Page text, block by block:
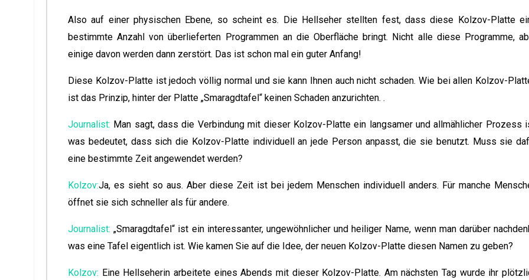
Also auf einer physischen Ebene, so scheint es. Die Hellseher stellten fest, dass diese Kolzov-Platte
bestimmte Anzahl von überlieferten Programmen an die Oberfläche bringt. Nicht alle diese Programme,
einige davon werden dann zerstört. Das ist schon mal ein guter Anfang!
Diese Kolzov-Platte ist jedoch völlig normal und sie kann Ihnen auch nicht schaden. Wie bei allen Kolzov-
ist das Prinzip, hinter der Platte „Smaragdtafel“ keinen Schaden anzurichten. .
Journalist: Man sagt, dass die Verbindung mit dieser Kolzov-Platte ein langsamer und allmählicher Prozess
was bedeutet, dass sich die Kolzov-Platte individuell an jede Person anpasst, die sie benutzt. Muss sie
eine bestimmte Zeit angewendet werden?
Kolzov:Ja, es sieht so aus. Aber diese Zeit ist bei jedem Menschen individuell anders. Für manche
öffnet sie sich schneller als für andere.
Journalist: „Smaragdtafel“ ist ein interessanter, ungewöhnlicher und heiliger Name, wenn man darüber
was eine Tafel eigentlich ist. Wie kamen Sie auf die Idee, der neuen Kolzov-Platte diesen Namen zu geben?
Kolzov: Eine Hellseherin arbeitete eines Abends mit dieser Kolzov-Platte. Am nächsten Tag wurde ihr